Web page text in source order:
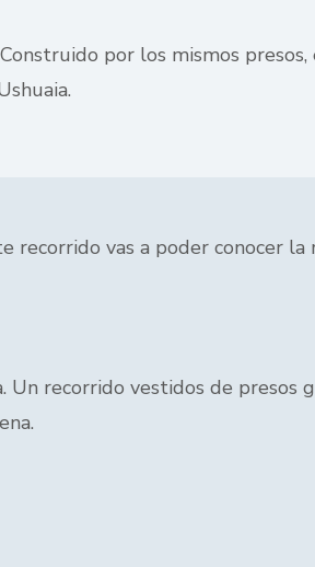
por los mismos presos,
recorrido vas a poder conocer la
recorrido vestidos de presos